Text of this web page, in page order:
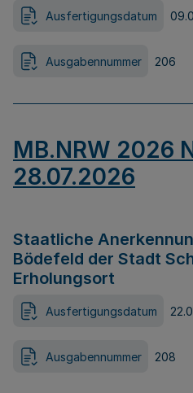
Ausfertigungsdatum
Ausgabennummer 206
MB.NRW 2026
28.07.2026
Staatliche
Bödefeld der Stadt
Erholungsort
Ausfertigungsdatum
Ausgabennummer 208